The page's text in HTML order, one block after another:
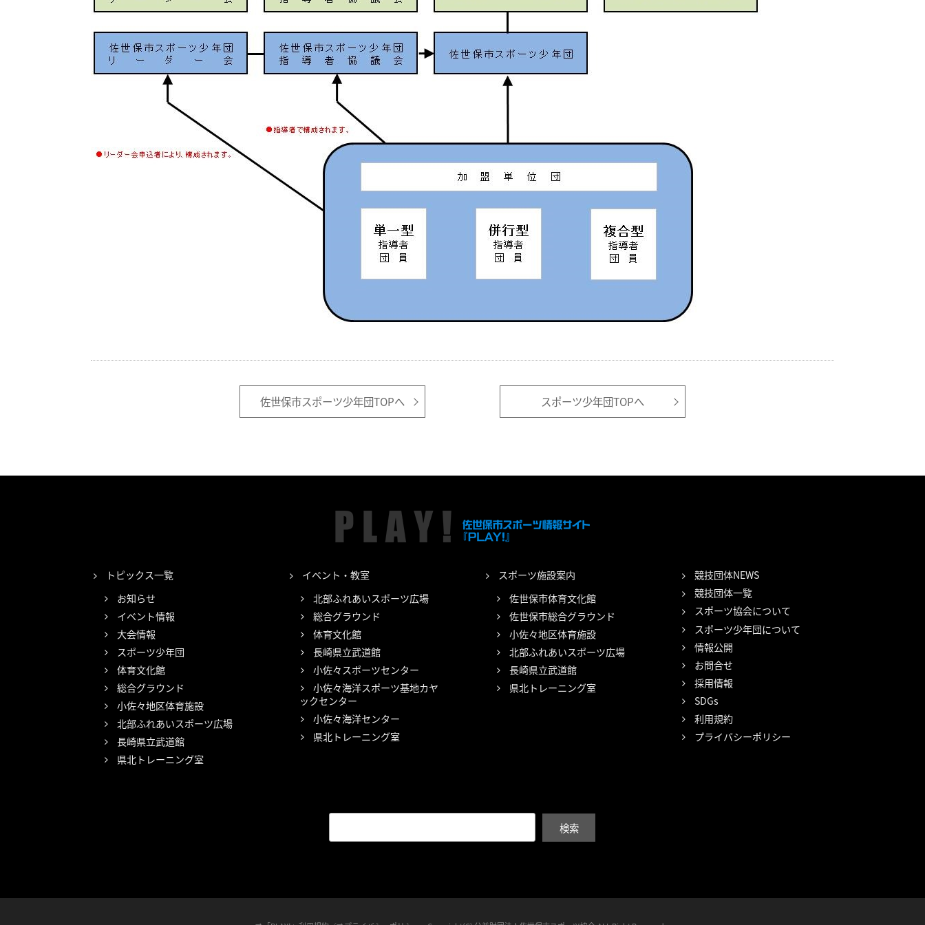
佐世保市スポーツ少年団TOPへ スポーツ少年団TOPへ
トピックス一覧
お知らせ
イベント情報
大会情報
スポーツ少年団
体育文化館
総合グラウンド
小佐々地区体育施設
北部ふれあいスポーツ広場
長崎県立武道館
県北トレーニング室
イベント・教室
北部ふれあいスポーツ広場
総合グラウンド
体育文化館
長崎県立武道館
小佐々スポーツセンター
小佐々海洋スポーツ基地カヤ
ックセンター
小佐々海洋センター
県北トレーニング室
スポーツ施設案内
佐世保市体育文化館
佐世保市総合グラウンド
小佐々地区体育施設
北部ふれあいスポーツ広場
長崎県立武道館
県北トレーニング室
競技団体NEWS
競技団体一覧
スポーツ協会について
スポーツ少年団について
情報公開
お問合せ
採用情報
SDGs
利用規約
プライバシーポリシー
検索